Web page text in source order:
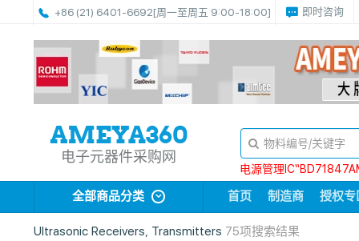
+86 (21) 6401-6692[周一至周五 9:00-18:00] 即时咨询
电子元器件采购网
电源管理
全部商品分类 首页 制造商 授权专
Ultrasonic Receivers, Transmitters 75项搜索结果